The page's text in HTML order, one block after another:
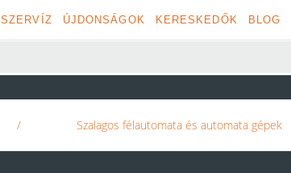
SZERVÍZ ÚJDONSÁGOK KERESKEDŐK BLOG
/ Szalagos félautomata és automata gépek